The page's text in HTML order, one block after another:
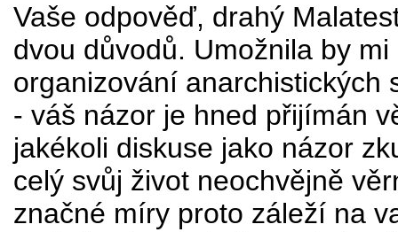
Vaše odpověď, drahý
dvou důvodů. Umožnila by
organizování anarchistických
- váš názor je hned přijímán
jakékoli diskuse jako názor
celý svůj život neochvějně
značné míry proto záleží na